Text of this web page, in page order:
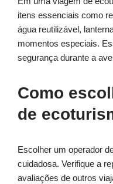
itens essenciais como
água reutilizável,
momentos especiais.
segurança durante a
Como
de
Escolher um operador
cuidadosa. Verifique a
avaliações de outros